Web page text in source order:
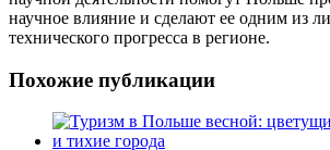
научное влияние и сделают ее одним из
технического прогресса в регионе.
Похожие публикации